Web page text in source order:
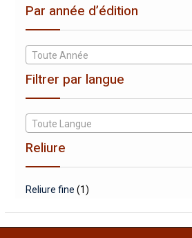
Par année d’édition
Toute Année
Filtrer par langue
Toute Langue
Reliure
Reliure fine (1)